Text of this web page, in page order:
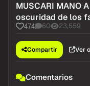
MUSCARI MANO
oscuridad de los
474 60 23,559
Compartir Ver
Comentarios